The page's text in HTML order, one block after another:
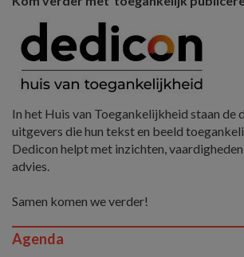
In het Huis van Toegankelijkheid staan de
uitgevers die hun tekst en beeld
Dedicon helpt met inzichten,
advies.
Samen komen we verder!
Agenda